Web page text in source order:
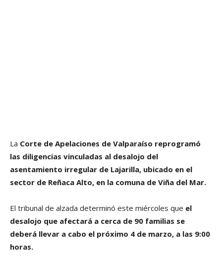
La Corte de Apelaciones de Valparaíso reprogramó
las diligencias vinculadas al desalojo del
asentamiento irregular de Lajarilla, ubicado en el
sector de Reñaca Alto, en la comuna de Viña del Mar.
El tribunal de alzada determinó este miércoles que el
desalojo que afectará a cerca de 90 familias se
deberá llevar a cabo el próximo 4 de marzo, a las 9:00
horas.